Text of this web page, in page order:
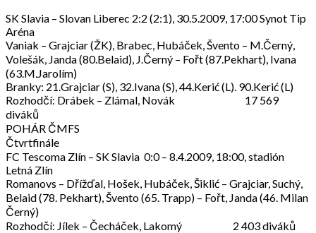
SK Slavia – Slovan Liberec 2:2 (2:1), 30.5.2009, 17:00 Synot Tip
Aréna
Vaniak – Grajciar (ŽK), Brabec, Hubáček, Švento – M.Černý,
Volešák, Janda (80.Belaid), J.Černý – Fořt (87.Pekhart), Ivana
(63.M.Jarolím)
Branky: 21.Grajciar (S), 32.Ivana (S), 44.Kerić (L). 90.Kerić (L)
Rozhodčí: Drábek – Zlámal, Novák 17 569
diváků
POHÁR ČMFS
Čtvrtfinále
FC Tescoma Zlín – SK Slavia 0:0 – 8.4.2009, 18:00, stadión
Letná Zlín
Romanovs – Dřížďal, Hošek, Hubáček, Šiklić – Grajciar, Suchý,
Belaid (78. Pekhart), Švento (65. Trapp) – Fořt, Janda (46. Milan
Černý)
Rozhodčí: Jílek – Čecháček, Lakomý 2 403 diváků